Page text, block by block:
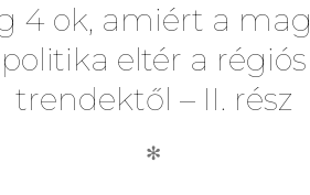
4 ok, amiért a
politika eltér a régiós
trendektől – II. rész
✻